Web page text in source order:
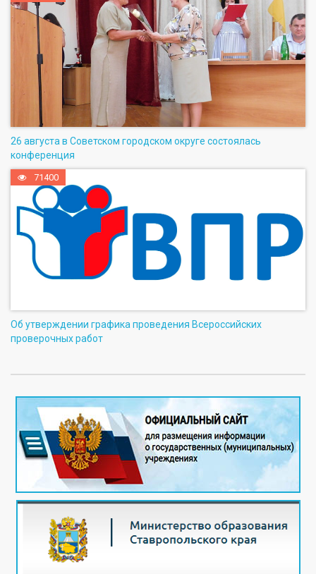
26 августа в Советском городском округе состоялась
конференция
71400
Об утверждении графика проведения Всероссийских
проверочных работ